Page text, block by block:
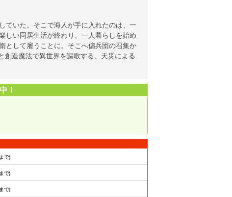
ていた。そこで海人が手に入れたのは、一
しい同居生活が終わり、一人暮らしを始め
として雇うことに。そこへ傭兵団の召集か
創造魔法で異世界を謳歌する、天災による
！
で)
で)
で)